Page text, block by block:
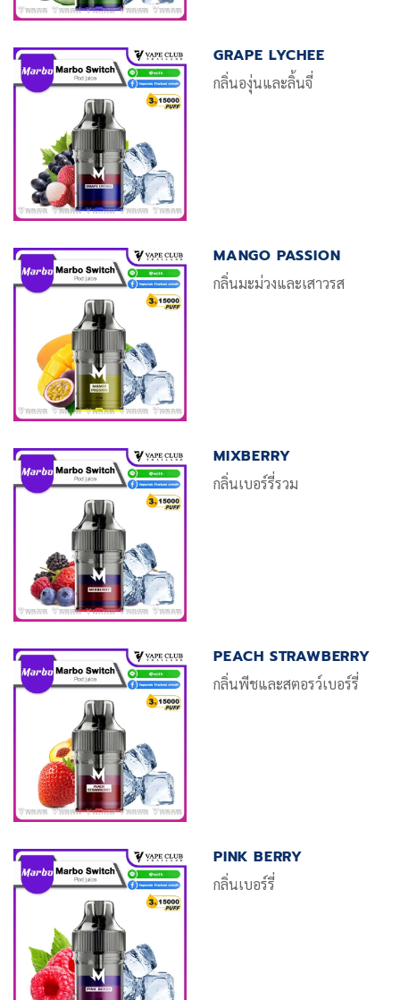
GRAPE LYCHEE
กลิ่นองุ่นและลิ้นจี่
MANGO PASSION
กลิ่นมะม่วงและเสาวรส
MIXBERRY
กลิ่นเบอร์รี่รวม
PEACH STRAWBERRY
กลิ่นพีชและสตอรว์เบอร์รี่
PINK BERRY
กลิ่นเบอร์รี่